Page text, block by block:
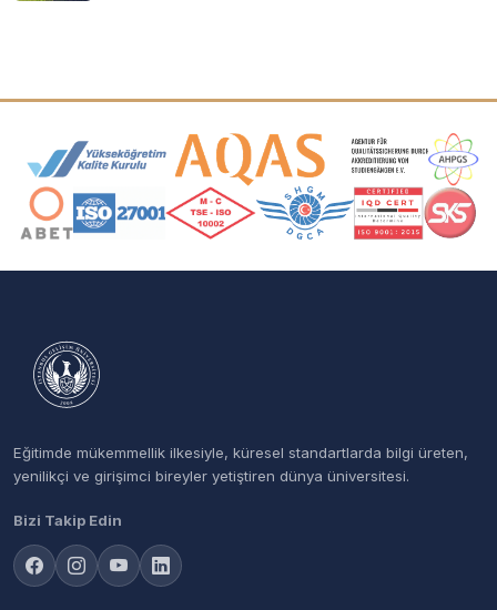
Akreditasyon ve Üyelik Logoları
Eğitimde mükemmellik ilkesiyle, küresel standartlarda bilgi üreten,
yenilikçi ve girişimci bireyler yetiştiren dünya üniversitesi.
Bizi Takip Edin